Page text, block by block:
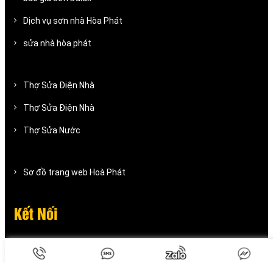
Dịch vụ sơn nhà Hòa Phát
sửa nhà hòa phát
Thợ Sửa Điện Nhà
Thợ Sửa Điện Nhà
Thợ Sửa Nước
Sơ đồ trang web Hoà Phát
Kết Nối